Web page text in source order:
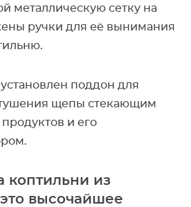
металлическую сетку на
ручки для её вынимания
поддон для
щепы стекающим
и его
коптильни из
высочайшее